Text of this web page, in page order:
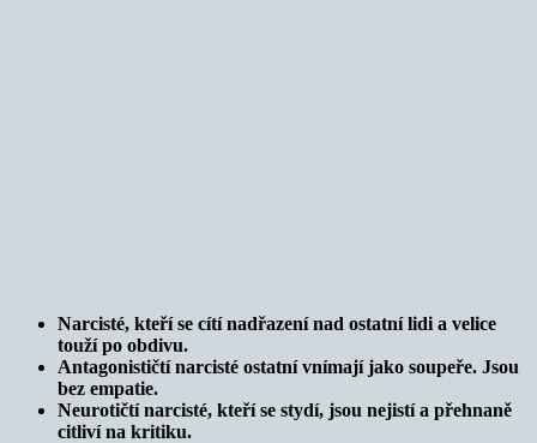
Narcisté, kteří se cítí nadřazení nad ostatní lidi a velice
touží po obdivu.
Antagonističtí narcisté ostatní vnímají jako soupeře. Jsou
bez empatie.
Neurotičtí narcisté, kteří se stydí, jsou nejistí a přehnaně
citliví na kritiku.